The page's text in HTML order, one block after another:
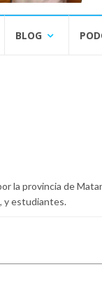
BLOG
la provincia de
y estudiantes.